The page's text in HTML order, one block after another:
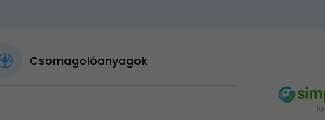
Csomagolóanyagok